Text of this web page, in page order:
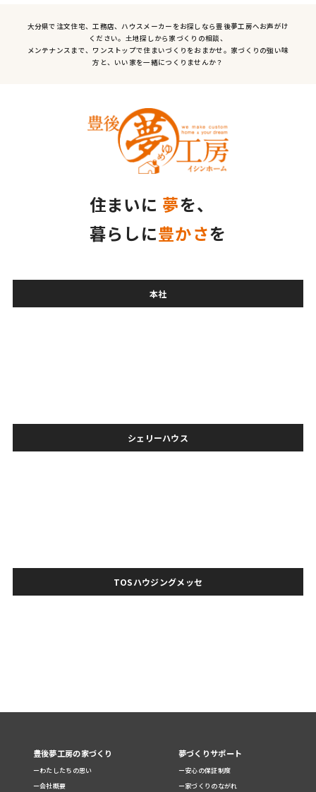
大分県で注文住宅、工務店、ハウスメーカーをお探しなら豊後夢工房へお声がけ
ください。土地探しから家づくりの相談、
メンテナンスまで、ワンストップで住まいづくりをおまかせ。家づくりの強い味
方と、いい家を一緒につくりませんか？
住まいに 夢を、
暮らしに豊かさを
本社
シェリーハウス
TOSハウジングメッセ
豊後夢工房の家づくり
ーわたしたちの思い
ー会社概要
夢づくりサポート
ー安心の保証制度
ー家づくりのながれ